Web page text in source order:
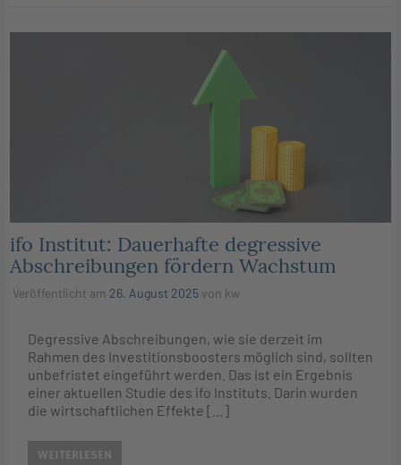
ifo Institut: Dauerhafte degressive
Abschreibungen fördern Wachstum
Veröffentlicht am 26. August 2025von kw
Degressive Abschreibungen, wie sie derzeit im
Rahmen des Investitionsboosters möglich sind, sollten
unbefristet eingeführt werden. Das ist ein Ergebnis
einer aktuellen Studie des ifo Instituts. Darin wurden
die wirtschaftlichen Effekte […]
WEITERLESEN